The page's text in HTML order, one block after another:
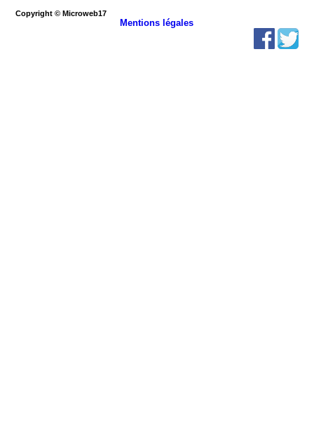
Copyright © Microweb17
Mentions légales